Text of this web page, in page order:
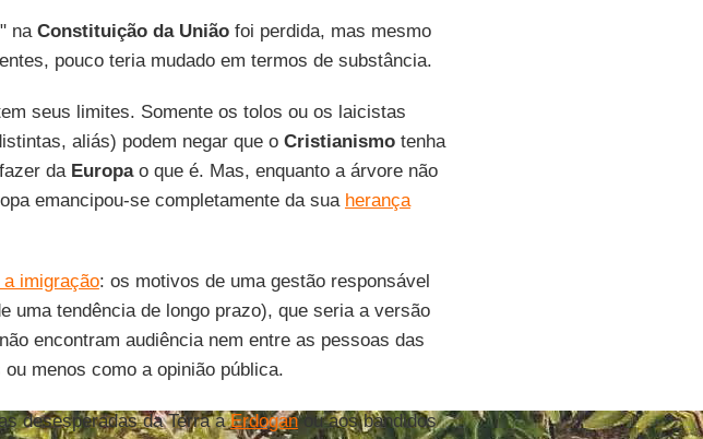
na Constituição da Uniãofoi perdida, mas mesmo
pouco teria mudado em termos de substância.
seus limites. Somente os tolos ou os laicistas
aliás) podem negar que o Cristianismotenha
da Europao que é. Mas, enquanto a árvore não
emancipou-se completamente da sua herança
imigração: os motivos de uma gestão responsável
uma tendência de longo prazo), que seria a versão
encontram audiência nem entre as pessoas das
menos como a opinião pública.
desesperadas da Terra aErdoganou aos bandidos